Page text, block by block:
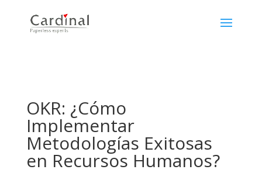
OKR: ¿Cómo
Implementar
Metodologías Exitosas
en Recursos Humanos?